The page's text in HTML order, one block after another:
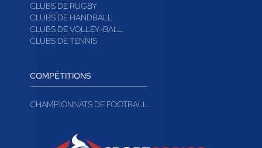
CLUBS DE RUGBY
CLUBS DE HANDBALL
CLUBS DE VOLLEY-BALL
CLUBS DE TENNIS
COMPÉTITIONS
CHAMPIONNATS DE FOOTBALL